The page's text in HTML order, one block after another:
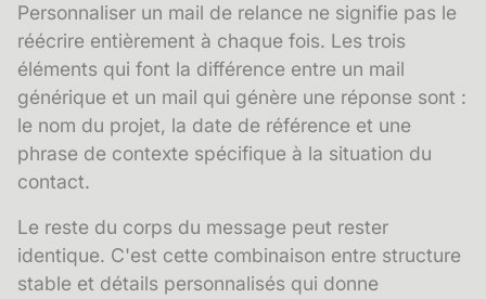
Personnaliser un mail de relance ne signifie pas le
réécrire entièrement à chaque fois. Les trois
éléments qui font la différence entre un mail
générique et un mail qui génère une réponse sont :
le nom du projet, la date de référence et une
phrase de contexte spécifique à la situation du
contact.
Le reste du corps du message peut rester
identique. C'est cette combinaison entre structure
stable et détails personnalisés qui donne